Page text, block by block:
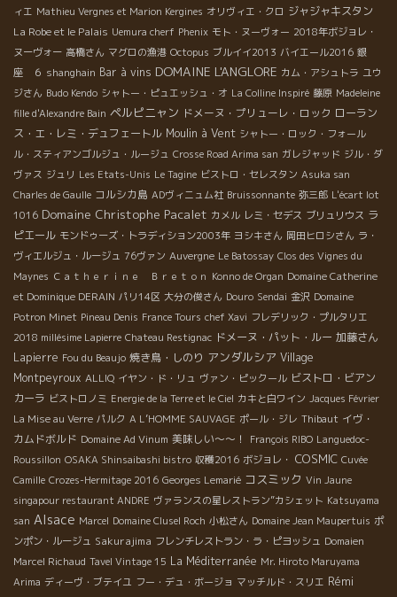
ィエ Mathieu Vergnes et Marion Kergines オリヴィエ・クロ ジャジャキスタン
La Robe et le Palais Uemura cherf Phenix モト・ヌーヴォー 2018年ボジョレ・
ヌーヴォー 高橋さん マグロの漁港 Octopus ブルイイ2013 バイエール2016 銀
座 ６ shanghain Bar à vins DOMAINE L'ANGLORE カム・アシュトラ ユウ
ジさん Budo Kendo シャトー・ピュエッシュ・オ La Colline Inspiré 藤原 Madeleine
fille d'Alexandre Bain ペルピニャン ドメーヌ・プリューレ・ロック ローラン
ス・エ・レミ・デュフェートル Moulin à Vent シャトー・ロック・フォール
ル・スティアンゴルジュ・ルージュ Crosse Road Arima san ガレジャッド ジル・ダ
ヴァス ジュリ Les Etats-Unis Le Tagine ビストロ・セレスタン Asuka san
Charles de Gaulle コルシカ島 ADヴィニュム社 Bruissonnante 弥三郎 L'écart lot
1016 Domaine Christophe Pacalet カメル レミ・セデス ブリュリウス ラ
ピエール モンドゥーズ・トラディション2003年 ヨシキさん 岡田ヒロシさん ラ・
ヴィエルジュ・ルージュ 76ヴァン Auvergne Le Batossay Clos des Vignes du
Maynes Ｃａｔｈｅｒｉｎｅ Ｂｒｅｔｏｎ Konno de Organ Domaine Catherine
et Dominique DERAIN パリ14区 大分の俊さん Douro Sendai 金沢 Domaine
Potron Minet Pineau Denis France Tours chef Xavi フレデリック・プルタリエ
2018 millésime Lapierre Chateau Restignac ドメーヌ・パット・ルー 加藤さん
Lapierre Fou du Beaujo 焼き鳥・しのり アンダルシア Village
Montpeyroux ALLIQ イヤン・ド・リュ ヴァン・ピックール ビストロ・ビアン
カーラ ビストロノミ Energie de la Terre et le Ciel カキと白ワイン Jacques Février
La Mise au Verre パルク A L’HOMME SAUVAGE ポール・ジレ Thibaut イヴ・
カムドボルド Domaine Ad Vinum 美味しい～～！ François RIBO Languedoc-
Roussillon OSAKA Shinsaibashi bistro 収穫2016 ボジョレ・ COSMIC Cuvée
Camille Crozes-Hermitage 2016 Georges Lemarié コスミック Vin Jaune
singapour restaurant ANDRE ヴァランスの星レストラン”カシェット Katsuyama
san Alsace Marcel Domaine Clusel Roch 小松さん Domaine Jean Maupertuis ポ
ンポン・ルージュ Sakurajima フレンチレストラン・ラ・ピヨッシュ Domaien
Marcel Richaud Tavel Vintage 15 La Méditerranée Mr. Hiroto Maruyama
Arima ディーヴ・ブテイユ フー・デュ・ボージョ マッチルド・スリエ Rémi